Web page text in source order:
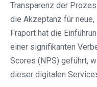
Transparenz der
die Akzeptanz für
Fraport hat die
einer signifikanten
Scores (NPS) geführt,
dieser digitalen